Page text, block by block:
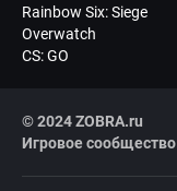
Rainbow Six: Siege
Overwatch
CS: GO
© 2024 ZOBRA.ru
Игровое сообщество